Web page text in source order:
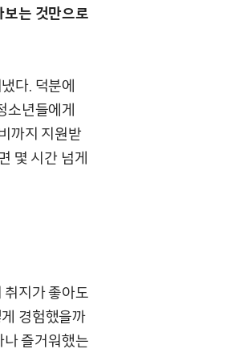
는 것만으로
다. 덕분에
소년들에게
까지 지원받
몇 시간 넘게
지가 좋아도
경험했을까
나 즐거워했는